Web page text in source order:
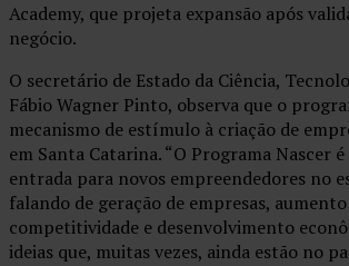
Academy, que projeta expansão após
negócio.
O secretário de Estado da Ciência,
Fábio Wagner Pinto, observa que o
mecanismo de estímulo à criação de
em Santa Catarina. “O Programa Nascer
entrada para novos empreendedores no
falando de geração de empresas,
competitividade e desenvolvimento
ideias que, muitas vezes, ainda estão no